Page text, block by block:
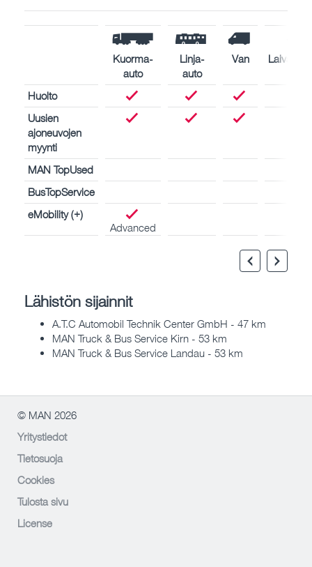
Kuorma-
auto
Linja-
auto
Van
Huolto
Uusien
ajoneuvojen
myynti
MAN TopUsed
BusTopService
eMobility (+)
Advanced
Lähistön sijainnit
A.T.C Automobil Technik Center GmbH - 47 km
MAN Truck & Bus Service Kirn - 53 km
MAN Truck & Bus Service Landau - 53 km
© MAN 2026
Yritystiedot
Tietosuoja
Cookies
Tulosta sivu
License